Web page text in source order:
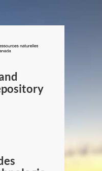
/
Canada